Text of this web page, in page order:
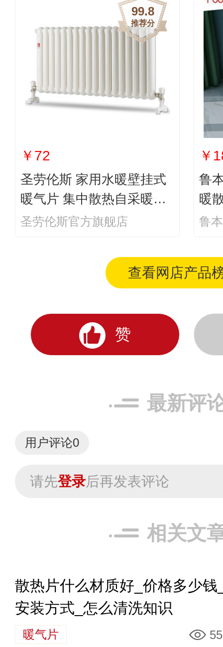
99.8
推荐分
￥72
圣劳伦斯 家用水暖壁挂式
暖气片 集中散热自采暖定
制散热器钢制大水道钢制6
圣劳伦斯官方旗舰店
￥
鲁
暖
采
鲁
查看网店产品
赞
最新评
用户评论0
请先登录后再发表评论
相关文
散热片什么材质好_价格多少钱
安装方式_怎么清洗知识
暖气片